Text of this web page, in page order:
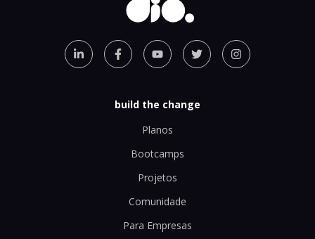
build the change
Planos
Bootcamps
Projetos
Comunidade
Para Empresas